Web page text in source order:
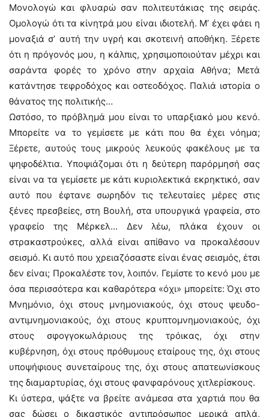
Μονολογώ και φλυαρώ σαν πολιτευτάκιας της σειράς.
Ομολογώ ότι τα κίνητρά μου είναι ιδιοτελή. Μ’ έχει φάει η
μοναξιά σ’ αυτή την υγρή και σκοτεινή αποθήκη. Ξέρετε
ότι η πρόγονός μου, η κάλπις, χρησιμοποιούταν μέχρι και
σαράντα φορές το χρόνο στην αρχαία Αθήνα; Μετά
κατάντησε τεφροδόχος και οστεοδόχος. Παλιά ιστορία ο
θάνατος της πολιτικής…
Ωστόσο, το πρόβλημά μου είναι το υπαρξιακό μου κενό.
Μπορείτε να το γεμίσετε με κάτι που θα έχει νόημα;
Ξέρετε, αυτούς τους μικρούς λευκούς φακέλους με τα
ψηφοδέλτια. Υποψιάζομαι ότι η δεύτερη παρόρμησή σας
είναι να τα γεμίσετε με κάτι κυριολεκτικά εκρηκτικό, σαν
αυτό που έφτανε σωρηδόν τις τελευταίες μέρες στις
ξένες πρεσβείες, στη Βουλή, στα υπουργικά γραφεία, στο
γραφείο της Μέρκελ… Δεν λέω, πλάκα έχουν οι
στρακαστρούκες, αλλά είναι απίθανο να προκαλέσουν
σεισμό. Κι αυτό που χρειαζόσαστε είναι ένας σεισμός, έτσι
δεν είναι; Προκαλέστε τον, λοιπόν. Γεμίστε το κενό μου με
όσα περισσότερα και καθαρότερα «όχι» μπορείτε: Όχι στο
Mνημόνιο, όχι στους μνημονιακούς, όχι στους ψευδο-
αντιμνημονιακούς, όχι στους κρυπτομνημονιακούς, όχι
στους σφογγοκωλάριους της τρόικας, όχι στην
κυβέρνηση, όχι στους πρόθυμους εταίρους της, όχι στους
υποψήφιους συνεταίρους της, όχι στους απατεωνίσκους
της διαμαρτυρίας, όχι στους φανφαρόνους χιτλερίσκους.
Κι ύστερα, ψάξτε να βρείτε ανάμεσα στα χαρτιά που θα
σας δώσει ο δικαστικός αντιπρόσωπος μερικά απλά,